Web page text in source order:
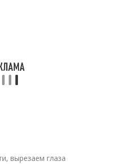
вырезаем глаза